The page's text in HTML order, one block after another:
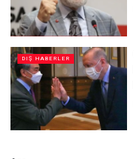
DIŞ HABERLER